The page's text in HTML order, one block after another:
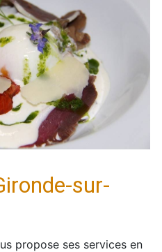
sur-
propose ses services en